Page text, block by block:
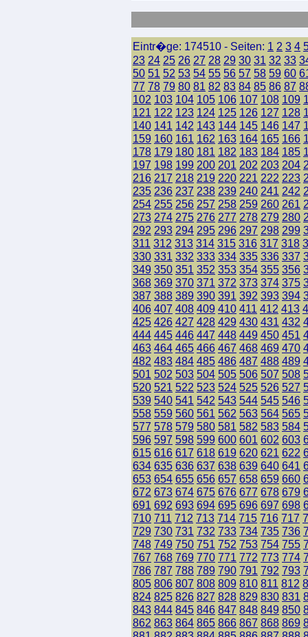
Eintr�ge: 174510 - Seiten: 1 2 3 4
23 24 25 26 27 28 29 30 31 32 33
50 51 52 53 54 55 56 57 58 59 60
77 78 79 80 81 82 83 84 85 86 87
102 103 104 105 106 107 108 109
121 122 123 124 125 126 127 128
140 141 142 143 144 145 146 147
159 160 161 162 163 164 165 166
178 179 180 181 182 183 184 185
197 198 199 200 201 202 203 204
216 217 218 219 220 221 222 223
235 236 237 238 239 240 241 242
254 255 256 257 258 259 260 261
273 274 275 276 277 278 279 280
292 293 294 295 296 297 298 299
311 312 313 314 315 316 317 318
330 331 332 333 334 335 336 337
349 350 351 352 353 354 355 356
368 369 370 371 372 373 374 375
387 388 389 390 391 392 393 394
406 407 408 409 410 411 412 413
425 426 427 428 429 430 431 432
444 445 446 447 448 449 450 451
463 464 465 466 467 468 469 470
482 483 484 485 486 487 488 489
501 502 503 504 505 506 507 508
520 521 522 523 524 525 526 527
539 540 541 542 543 544 545 546
558 559 560 561 562 563 564 565
577 578 579 580 581 582 583 584
596 597 598 599 600 601 602 603
615 616 617 618 619 620 621 622
634 635 636 637 638 639 640 641
653 654 655 656 657 658 659 660
672 673 674 675 676 677 678 679
691 692 693 694 695 696 697 698
710 711 712 713 714 715 716 717
729 730 731 732 733 734 735 736
748 749 750 751 752 753 754 755
767 768 769 770 771 772 773 774
786 787 788 789 790 791 792 793
805 806 807 808 809 810 811 812
824 825 826 827 828 829 830 831
843 844 845 846 847 848 849 850
862 863 864 865 866 867 868 869